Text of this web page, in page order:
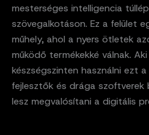
mesterséges intelligencia
szövegalkotáson. Ez a felület
műhely, ahol a nyers ötletek
működő termékekké válnak.
készségszinten használni ezt
fejlesztők és drága szoftverek
lesz megvalósítani a digitális